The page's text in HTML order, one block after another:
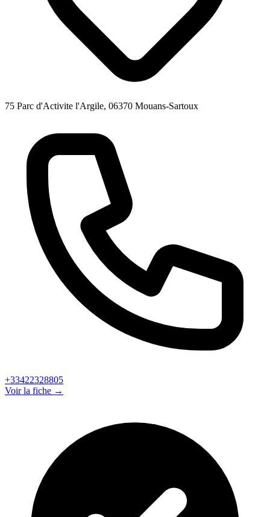
75 Parc d'Activite l'Argile, 06370 Mouans-Sartoux
+33422328805
Voir la fiche →